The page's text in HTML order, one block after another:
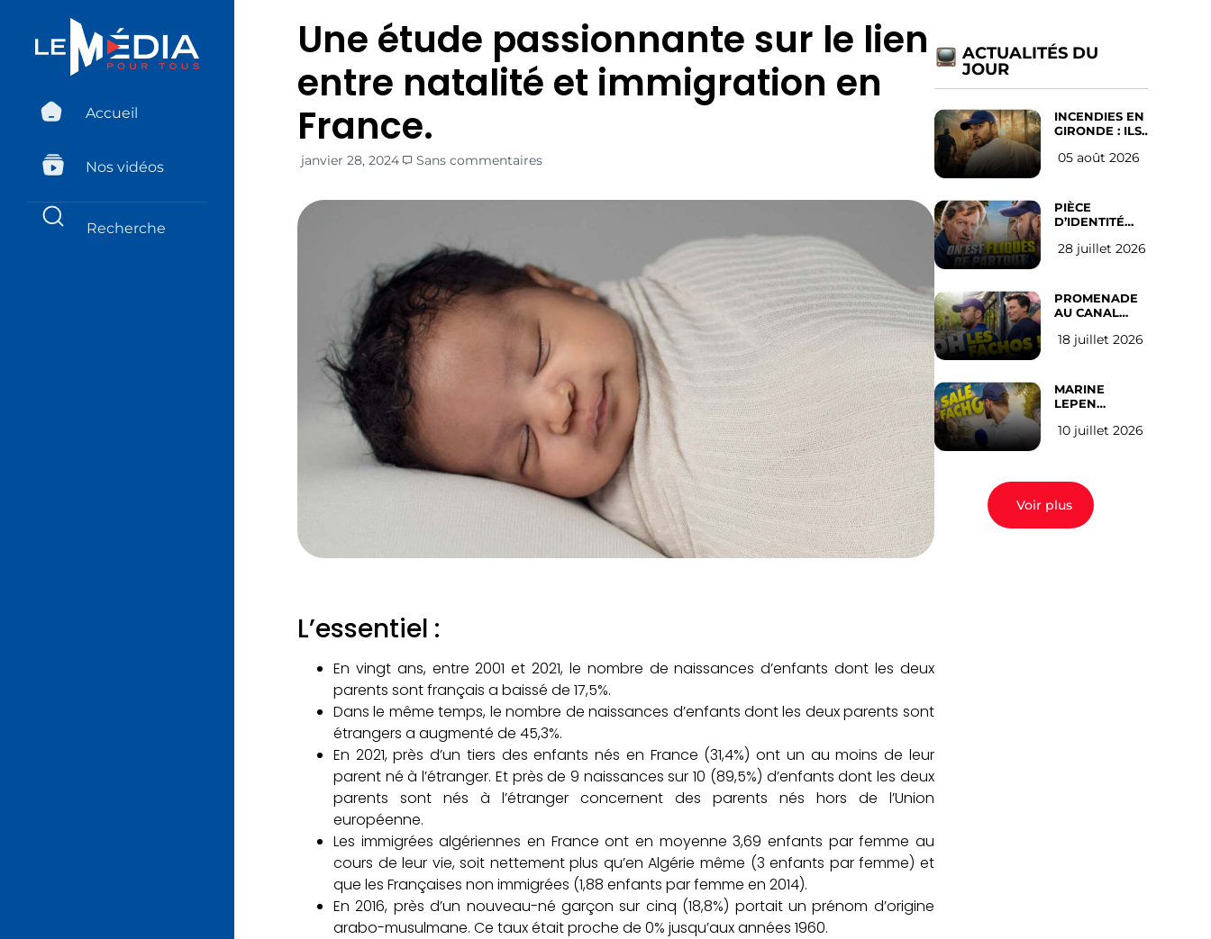
Accueil
Nos vidéos
Une étude passionnante sur le lien
entre natalité et immigration en
France.
janvier 28, 2024 Sans commentaires
L’essentiel :
En vingt ans, entre 2001 et 2021, le nombre de naissances d’enfants dont les deux
parents sont français a baissé de 17,5%.
Dans le même temps, le nombre de naissances d’enfants dont les deux parents sont
étrangers a augmenté de 45,3%.
En 2021, près d’un tiers des enfants nés en France (31,4%) ont un au moins de leur
parent né à l’étranger. Et près de 9 naissances sur 10 (89,5%) d’enfants dont les deux
parents sont nés à l’étranger concernent des parents nés hors de l’Union
européenne.
Les immigrées algériennes en France ont en moyenne 3,69 enfants par femme au
cours de leur vie, soit nettement plus qu’en Algérie même (3 enfants par femme) et
que les Françaises non immigrées (1,88 enfants par femme en 2014).
En 2016, près d’un nouveau-né garçon sur cinq (18,8%) portait un prénom d’origine
arabo-musulmane. Ce taux était proche de 0% jusqu’aux années 1960.
ACTUALITÉS DU
JOUR
INCENDIES EN
GIRONDE : ILS
D’ABANDONNER
05 août 2026
PIÈCE
D’IDENTITÉ
SUR LES
l’avis des
Français
28 juillet 2026
PROMENADE
AU CANAL
(les gauchistes
18 juillet 2026
MARINE
LEPEN
EN 2027 : l’avis
10 juillet 2026
Voir plus